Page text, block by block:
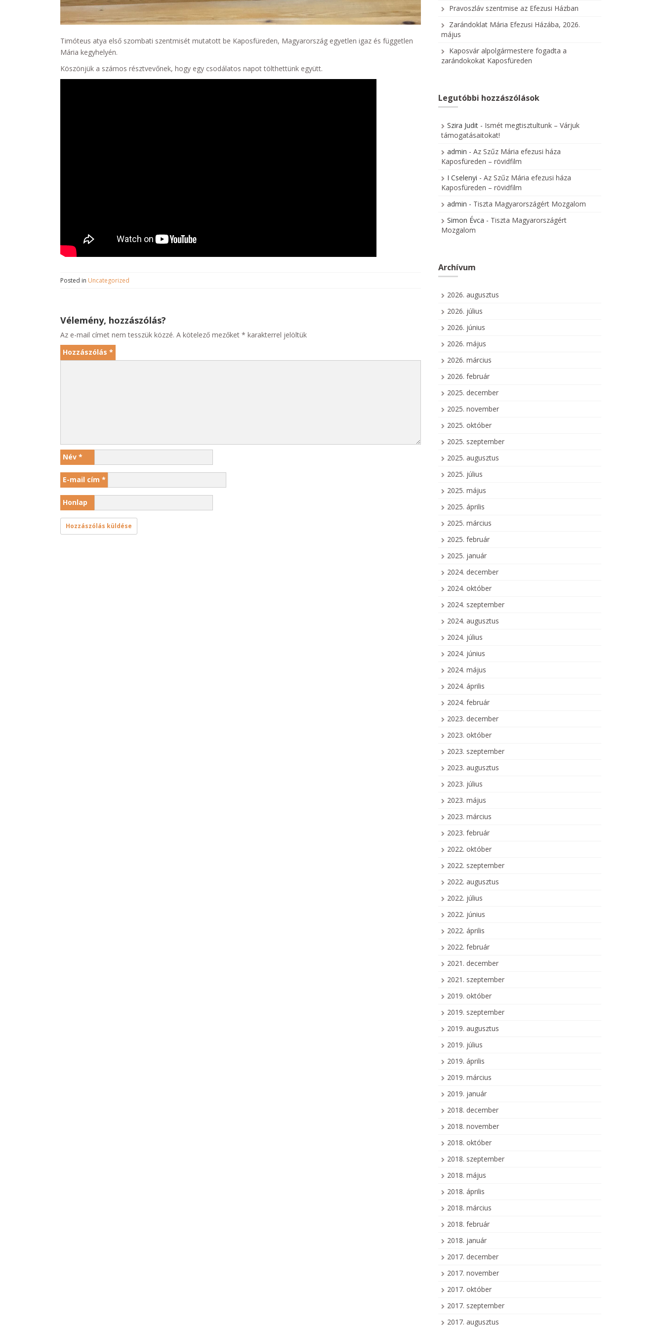
Timóteus atya első szombati szentmisét mutatott be Kaposfüreden, Magyarország egyetlen igaz és független
Mária kegyhelyén.
Köszönjük a számos résztvevőnek, hogy egy csodálatos napot tölthettünk együtt.
Posted in Uncategorized
Vélemény, hozzászólás?
Az e-mail címet nem tesszük közzé. A kötelező mezőket * karakterrel jelöltük
Hozzászólás *
Név *
E-mail cím *
Honlap
Pravoszláv szentmise az Efezusi Házban
Zarándoklat Mária Efezusi Házába, 2026.
május
Kaposvár alpolgármestere fogadta a
zarándokokat Kaposfüreden
Legutóbbi hozzászólások
Szira Judit - Ismét megtisztultunk – Várjuk
támogatásaitokat!
admin - Az Szűz Mária efezusi háza
Kaposfüreden – rövidfilm
I Cselenyi - Az Szűz Mária efezusi háza
Kaposfüreden – rövidfilm
admin - Tiszta Magyarországért Mozgalom
Simon Évca - Tiszta Magyarországért
Mozgalom
Archívum
2026. augusztus
2026. július
2026. június
2026. május
2026. március
2026. február
2025. december
2025. november
2025. október
2025. szeptember
2025. augusztus
2025. július
2025. május
2025. április
2025. március
2025. február
2025. január
2024. december
2024. október
2024. szeptember
2024. augusztus
2024. július
2024. június
2024. május
2024. április
2024. február
2023. december
2023. október
2023. szeptember
2023. augusztus
2023. július
2023. május
2023. március
2023. február
2022. október
2022. szeptember
2022. augusztus
2022. július
2022. június
2022. április
2022. február
2021. december
2021. szeptember
2019. október
2019. szeptember
2019. augusztus
2019. július
2019. április
2019. március
2019. január
2018. december
2018. november
2018. október
2018. szeptember
2018. május
2018. április
2018. március
2018. február
2018. január
2017. december
2017. november
2017. október
2017. szeptember
2017. augusztus